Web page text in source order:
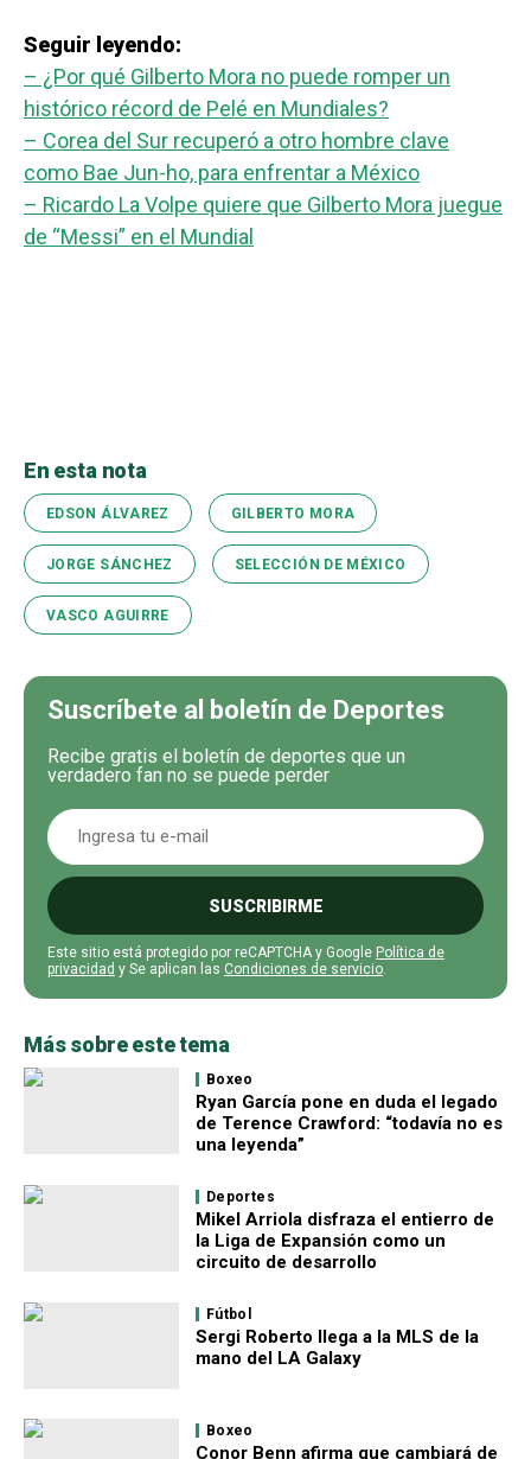
Seguir leyendo:
– ¿Por qué Gilberto Mora no puede romper un
histórico récord de Pelé en Mundiales?
– Corea del Sur recuperó a otro hombre clave
como Bae Jun-ho, para enfrentar a México
– Ricardo La Volpe quiere que Gilberto Mora juegue
de “Messi” en el Mundial
En esta nota
EDSON ÁLVAREZ GILBERTO MORA
JORGE SÁNCHEZ SELECCIÓN DE MÉXICO
VASCO AGUIRRE
Suscríbete al boletín de Deportes
Recibe gratis el boletín de deportes que un
verdadero fan no se puede perder
SUSCRIBIRME
Este sitio está protegido por reCAPTCHA y Google Política de
privacidad y Se aplican las Condiciones de servicio
Más sobre este tema
Boxeo
Ryan García pone en duda el legado
de Terence Crawford: “todavía no es
una leyenda”
Deportes
Mikel Arriola disfraza el entierro de
la Liga de Expansión como un
circuito de desarrollo
Fútbol
Sergi Roberto llega a la MLS de la
mano del LA Galaxy
Boxeo
Conor Benn afirma que cambiará de